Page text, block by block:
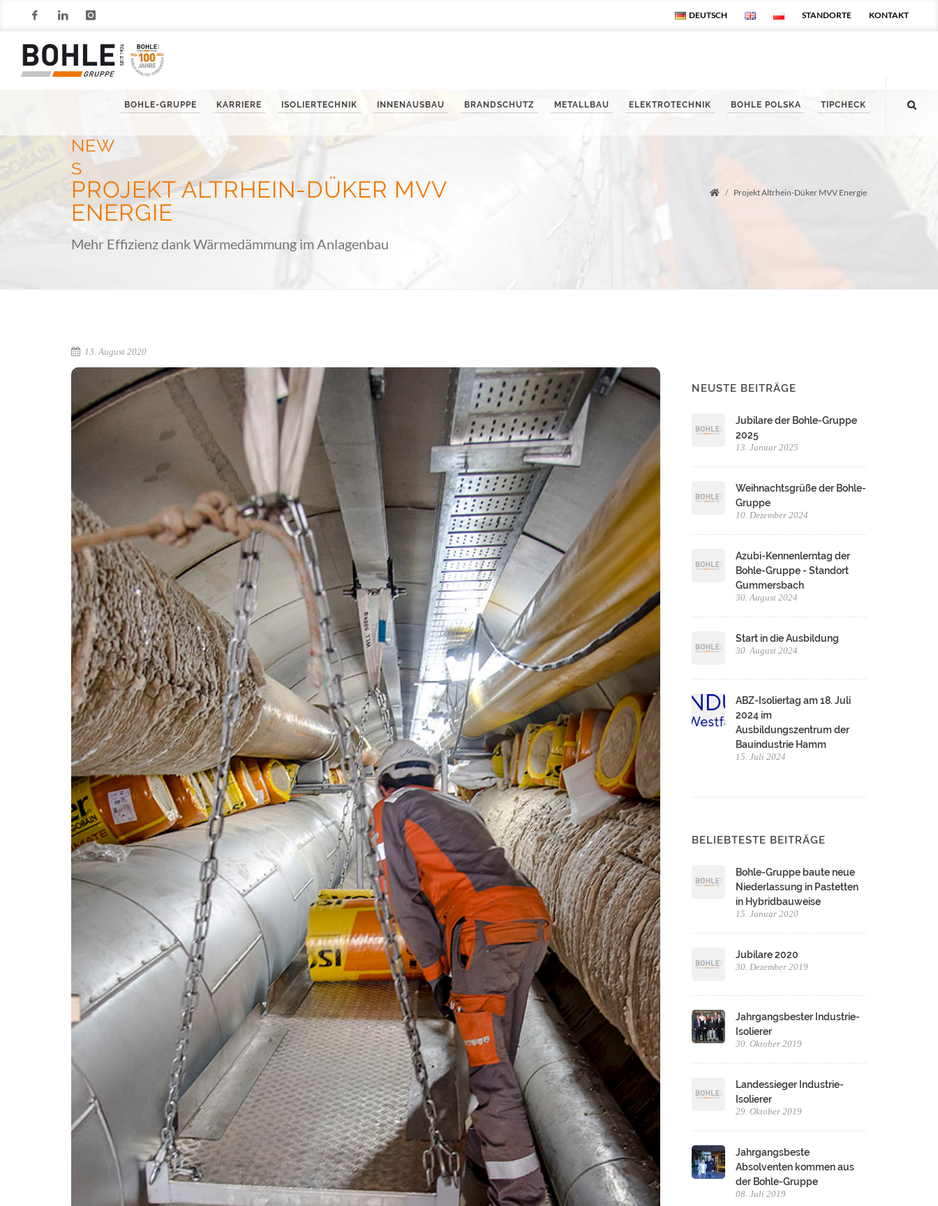
FacebookLinkedInInstagram
DEUTSCH STANDORTE KONTAKT
BOHLE-GRUPPE KARRIERE ISOLIERTECHNIK INNENAUSBAU BRANDSCHUTZ METALLBAU ELEKTROTECHNIK BOHLE POLSKA TIPCHECK
NEW
S
PROJEKT ALTRHEIN-DÜKER MVV
ENERGIE
Mehr Effizienz dank Wärmedämmung im Anlagenbau
Startseite
Projekt Altrhein-Düker MVV Energie
13. August 2020
NEUSTE BEITRÄGE
Jubilare der Bohle-Gruppe
2025
13. Januar 2025
Weihnachtsgrüße der Bohle-
Gruppe
10. Dezember 2024
Azubi-Kennenlerntag der
Bohle-Gruppe - Standort
Gummersbach
30. August 2024
Start in die Ausbildung
30. August 2024
ABZ-Isoliertag am 18. Juli
2024 im
Ausbildungszentrum der
Bauindustrie Hamm
15. Juli 2024
BELIEBTESTE BEITRÄGE
Bohle-Gruppe baute neue
Niederlassung in Pastetten
in Hybridbauweise
15. Januar 2020
Jubilare 2020
30. Dezember 2019
Jahrgangsbester Industrie-
Isolierer
30. Oktober 2019
Landessieger Industrie-
Isolierer
29. Oktober 2019
Jahrgangsbeste
Absolventen kommen aus
der Bohle-Gruppe
08. Juli 2019